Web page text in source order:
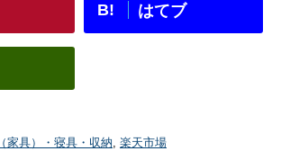
B! はてブ
家具）・寝具・収納, 楽天市場